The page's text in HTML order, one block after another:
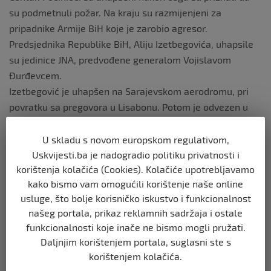
su podmetnuli požar. Na kraju su razmijenjeni za
pripadnike Armije BiH koje je zarobio agresor.
Predsjednika Republike BiH, Aliju Izetbegovića, uhapsile
su jedinice JNA, predvođene generalom Vojislavom
Đurđevcem.
Izetbegović je uhapšen na Sarajevskom aerodromu, pri
povratku sa pregovora u Lisabonu. Potom je odvezen u
putem televizije. Direktna veza između zarobljenog
Izetbegovića, članova Predsjedništva Stjepana Kljujića,
Ejupa Ganića i Fikreta Abdića, te generala JNA Vojislava
Đurđevca realizirana je upravo putem televizije.
Predsjednik Izetbegović je razmijenjen 3. maja u
Dobrovoljačkoj ulici.
Opsada Sarajeva trajala je 1425 dana
Bivša JNA 10. maja deklarativno se povukla iz Bosne i
Hercegovine , mada je suštinski ostala uključena u
U skladu s novom europskom regulativom,
Uskvijesti.ba je nadogradio politiku privatnosti i
korištenja kolačića (Cookies). Kolačiće upotrebljavamo
kako bismo vam omogućili korištenje naše online
usluge, što bolje korisničko iskustvo i funkcionalnost
našeg portala, prikaz reklamnih sadržaja i ostale
funkcionalnosti koje inače ne bismo mogli pružati.
Daljnjim korištenjem portala, suglasni ste s
korištenjem kolačića.